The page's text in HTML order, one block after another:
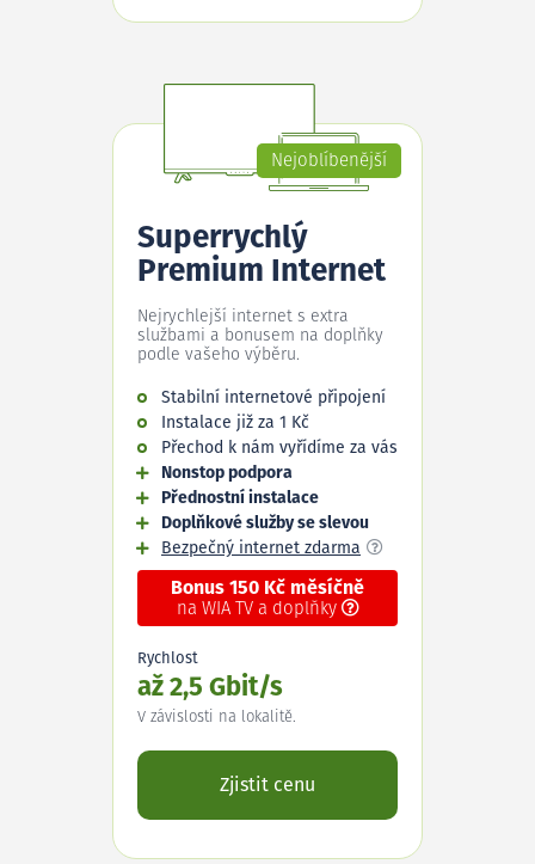
Nejoblíbenější
Superrychlý
Premium Internet
Nejrychlejší internet s extra
službami a bonusem na doplňky
podle vašeho výběru.
Stabilní internetové připojení
Instalace již za 1 Kč
Přechod k nám vyřídíme za vás
Nonstop podpora
Přednostní instalace
Doplňkové služby se slevou
Bezpečný internet zdarma
Bonus 150 Kč měsíčně
na WIA TV a doplňky
Rychlost
až 2,5 Gbit/s
V závislosti na lokalitě.
Zjistit cenu